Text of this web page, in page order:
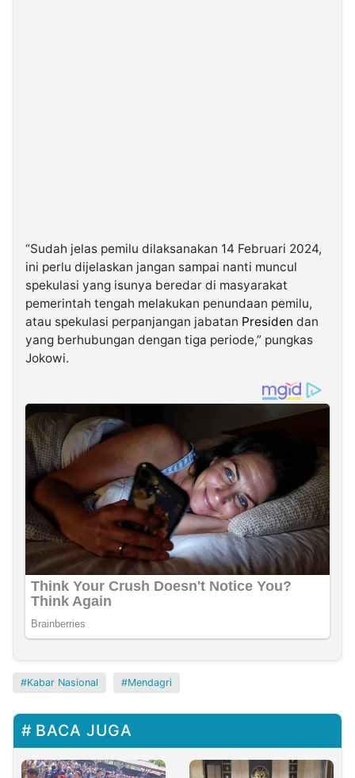
“Sudah jelas pemilu dilaksanakan 14 Februari 2024,
ini perlu dijelaskan jangan sampai nanti muncul
spekulasi yang isunya beredar di masyarakat
pemerintah tengah melakukan penundaan pemilu,
atau spekulasi perpanjangan jabatan Presiden dan
yang berhubungan dengan tiga periode,” pungkas
Jokowi.
Kabar Nasional Mendagri
BACA JUGA